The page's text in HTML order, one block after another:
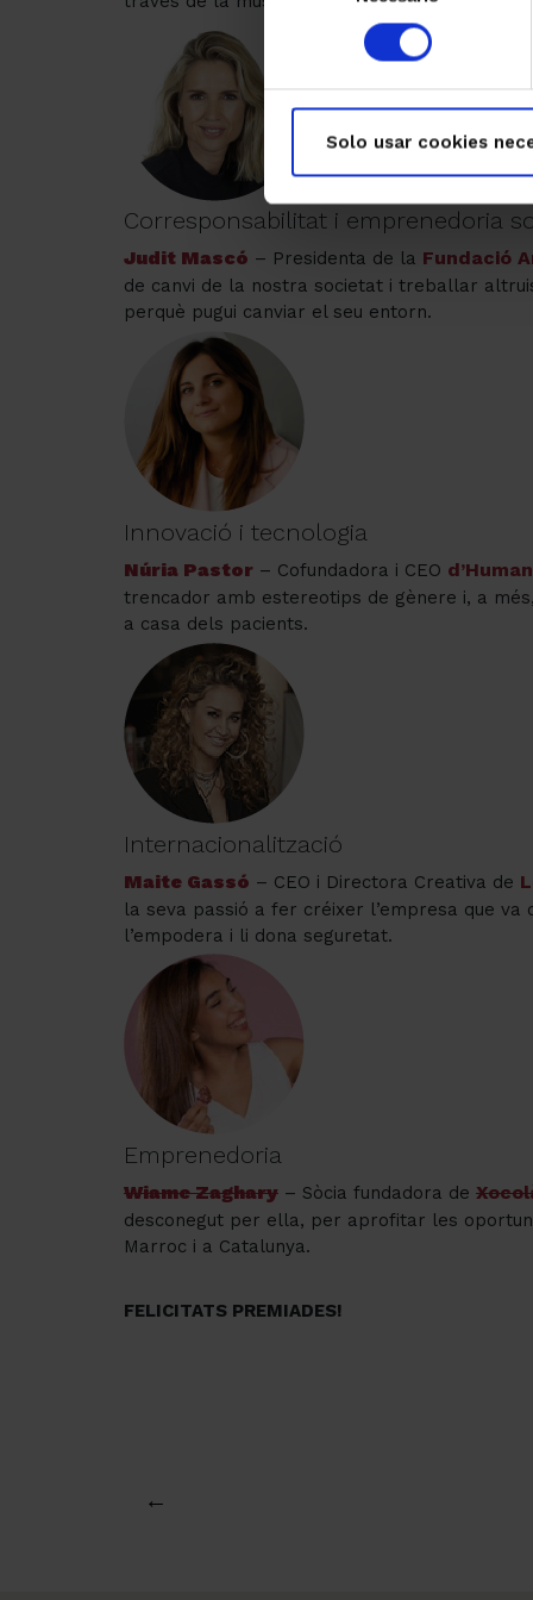
consentimiento
Solo usar cookies
Corresponsabilitat i emprenedoria
Judit Mascó – Presidenta de la Fundació
de canvi de la nostra societat i treballar
perquè pugui canviar el seu entorn.
Innovació i tecnologia
Núria Pastor – Cofundadora i CEO
trencador amb estereotips de gènere i, a
a casa dels pacients.
Internacionalització
Maite Gassó – CEO i Directora Creativa de
la seva passió a fer créixer l’empresa que
l’empodera i li dona seguretat.
Emprenedoria
Wiame Zaghary – Sòcia fundadora de
desconegut per ella, per aprofitar les
Marroc i a Catalunya.
FELICITATS PREMIADES!
←